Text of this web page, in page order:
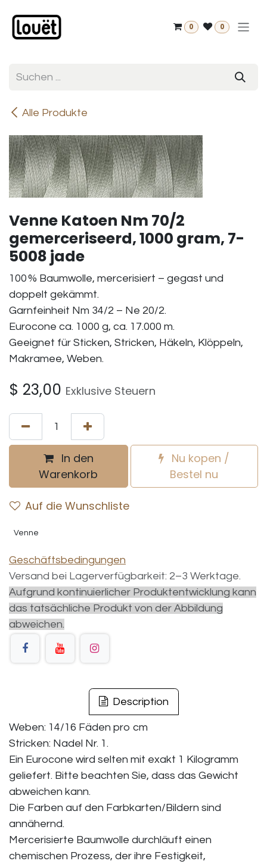
0 0
Alle Produkte
Venne Katoen Nm 70/2
gemerceriseerd, 1000 gram, 7-
5008 jade
100 % Baumwolle, mercerisiert – gegast und
doppelt gekämmt.
Garnfeinheit Nm 34/2 – Ne 20/2.
Eurocone ca. 1000 g, ca. 17.000 m.
Geeignet für Sticken, Stricken, Häkeln, Klöppeln,
Makramee, Weben.
$ 23,00 Exklusive Steuern
In den
Warenkorb
Nu kopen /
Bestel nu
Auf die Wunschliste
Venne
Geschäftsbedingungen
Versand bei Lagerverfügbarkeit: 2–3 Werktage.
Aufgrund kontinuierlicher Produktentwicklung kann
das tatsächliche Produkt von der Abbildung
abweichen.
Description
Weben: 14/16 Fäden pro cm
Stricken: Nadel Nr. 1.
Ein Eurocone wird selten mit exakt 1 Kilogramm
geliefert. Bitte beachten Sie, dass das Gewicht
abweichen kann.
Die Farben auf den Farbkarten/Bildern sind
annähernd.
Mercerisierte Baumwolle durchläuft einen
chemischen Prozess, der ihre Festigkeit,